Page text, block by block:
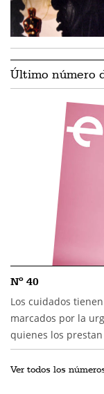
Último número
Nº 40
Los cuidados
marcados por la
quienes los
Ver todos los